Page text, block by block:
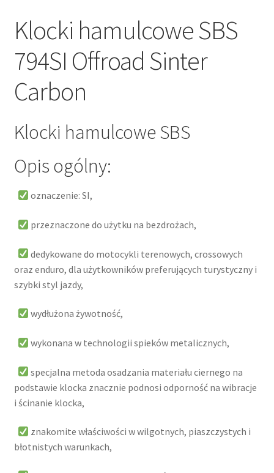
Klocki hamulcowe SBS
794SI Offroad Sinter
Carbon
Klocki hamulcowe SBS
Opis ogólny:
oznaczenie: SI,
przeznaczone do użytku na bezdrożach,
dedykowane do motocykli terenowych, crossowych
oraz enduro, dla użytkowników preferujących turystyczny i
szybki styl jazdy,
wydłużona żywotność,
wykonana w technologii spieków metalicznych,
specjalna metoda osadzania materiału ciernego na
podstawie klocka znacznie podnosi odporność na wibracje
i ścinanie klocka,
znakomite właściwości w wilgotnych, piaszczystych i
błotnistych warunkach,